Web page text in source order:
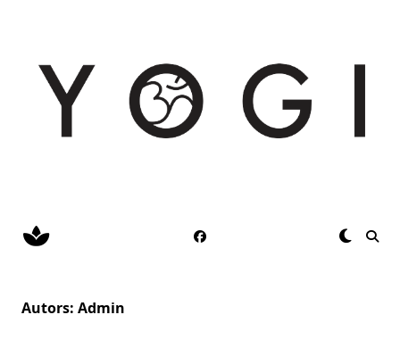
Autors: Admin